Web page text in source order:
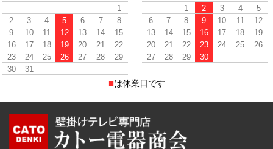
1
2
3 4 5 6 7
8
9
10 11 12 13 14
15
16
17 18 19 20 21
22
23
24 25 26 27 28
29
30
31
1
2 3 4
5
6
7 8 9 10 11
12
13
14 15 16 17 18
19
20
21 22 23 24 25
26
27
28 29 30
■は休業日です